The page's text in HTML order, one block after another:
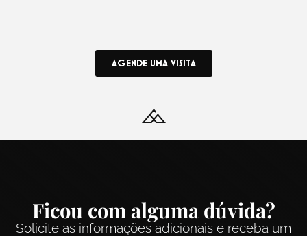
AGENDE UMA VISITA
Ficou com alguma dúvida?
Solicite as informações adicionais e receba um